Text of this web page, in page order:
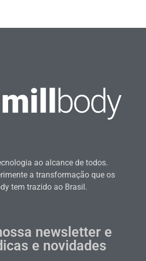
ao alcance de todos.
a transformação que os
tem trazido ao Brasil.
newsletter e
e novidades